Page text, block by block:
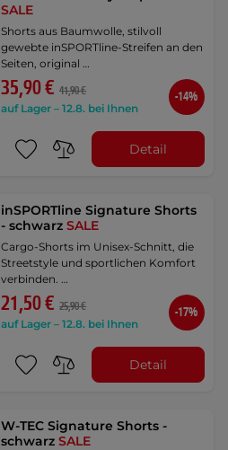
SALE
Shorts aus Baumwolle, stilvoll
gewebte inSPORTline-Streifen an den
Seiten, original …
35,90 € 41,90 €
auf Lager – 12.8. bei Ihnen
-14%
Detail
inSPORTline Signature Shorts
- schwarzSALE
Cargo-Shorts im Unisex-Schnitt, die
Streetstyle und sportlichen Komfort
verbinden. …
21,50 € 25,90 €
auf Lager – 12.8. bei Ihnen
-17%
Detail
W-TEC Signature Shorts -
schwarzSALE